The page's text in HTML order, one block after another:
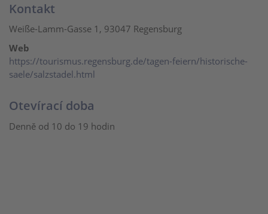
Kontakt
Weiße-Lamm-Gasse 1, 93047 Regensburg
Web
https://tourismus.regensburg.de/tagen-feiern/historische-
saele/salzstadel.html
Otevírací doba
Denně od 10 do 19 hodin